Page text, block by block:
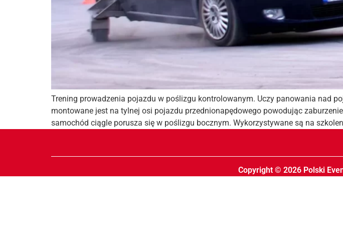
Trening prowadzenia pojazdu w poślizgu kontrolowanym. Uczy panowania nad
montowane jest na tylnej osi pojazdu przednionapędowego powodując
samochód ciągle porusza się w poślizgu bocznym. Wykorzystywane są na
Copyright © 2026 Polski